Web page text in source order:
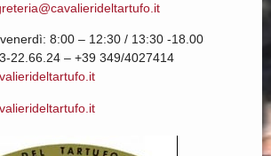
8:00 – 12:30 / 13:30 -18.00
22.66.24 – +39 349/4027414